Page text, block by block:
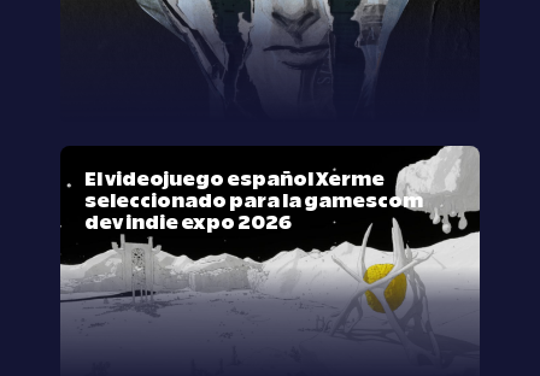
El videojuego español Xerme
seleccionado para la gamescom
dev indie expo 2026